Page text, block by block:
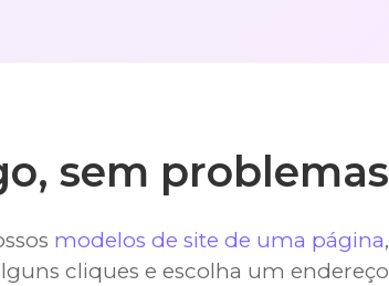
sem problemas
modelos de site de uma página,
cliques e escolha um endereço